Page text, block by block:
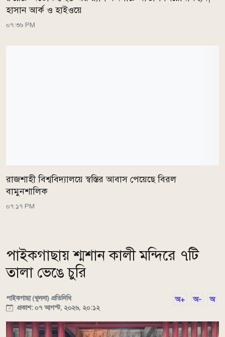
হাসান আর্ক ও হাইওয়ে
০৭:৩৬ PM
রাজশাহী বিশ্ববিদ্যালয়ে স্বস্তির আবাস পেয়েছে বিরল
বামুনশালিক
০৭:১৭ PM
পাইকগাছায় শ্মশান কালী মন্দিরে ৭টি
তালা ভেঙে চুরি
পাইকগাছা (খুলনা) প্রতিনিধি
প্রকাশ: ০৭ আগস্ট, ২০২৬, ২০:১২
অ+ অ- অ